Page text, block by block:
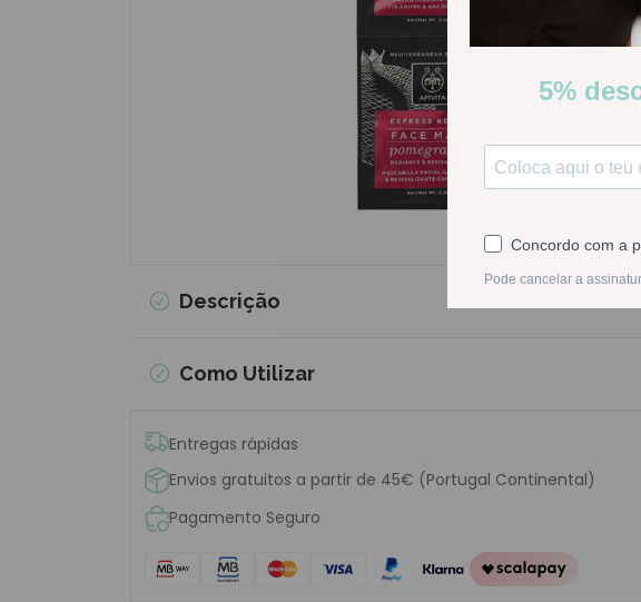
Descrição
Como Utilizar
Entregas rápidas
Envios gratuitos a partir de 45€ (Portugal Continental)
Pagamento Seguro